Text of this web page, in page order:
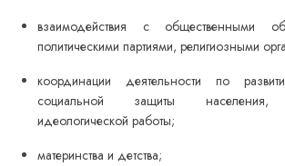
взаимодействия с общественными
политическими партиями, религиозными
координации деятельности по
социальной защиты населения,
идеологической работы;
материнства и детства;